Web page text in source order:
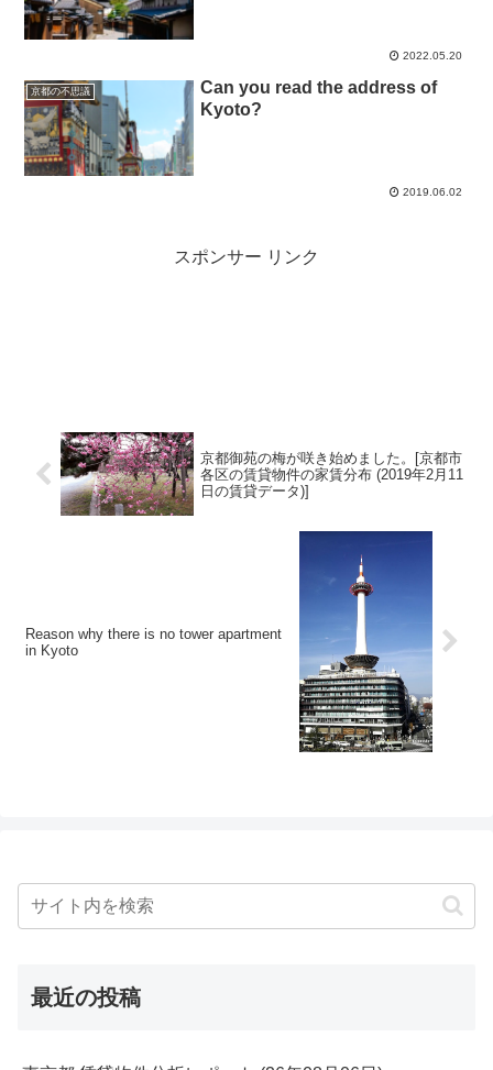
2022.05.20
京都の不思議
Can you read the address of
Kyoto?
2019.06.02
スポンサー リンク
京都御苑の梅が咲き始めました。[京都市
各区の賃貸物件の家賃分布 (2019年2月11
日の賃貸データ)]
Reason why there is no tower apartment
in Kyoto
最近の投稿